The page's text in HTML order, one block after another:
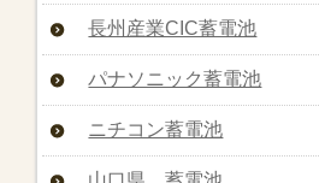
長州産業CIC蓄電池
パナソニック蓄電池
ニチコン蓄電池